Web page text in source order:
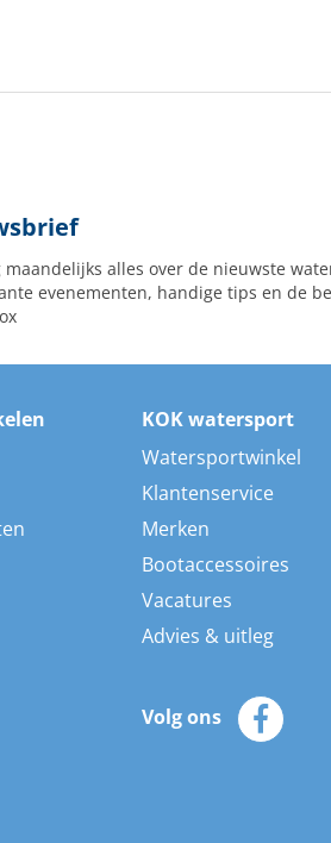
maandelijks alles over de nieuwste
evenementen, handige tips en de
KOK watersport
Watersportwinkel
Klantenservice
Merken
Bootaccessoires
Vacatures
Advies & uitleg
Volg ons